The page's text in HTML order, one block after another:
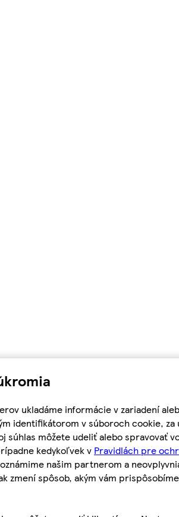
ukladáme informácie v zariadení
identifikátorom v súboroch cookie,
súhlas môžete udeliť alebo spravovať
kedykoľvek v Pravidlách pre
našim partnerom a
zmení spôsob, akým vám